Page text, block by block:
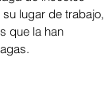
lugar de trabajo,
que la han